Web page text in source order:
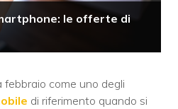
le offerte di
come uno degli
di riferimento quando si